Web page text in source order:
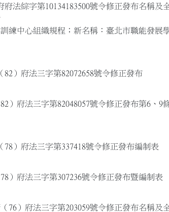
府法綜字第10134183500號令修正發布名稱及
練中心組織規程；新名稱：臺北市職能發展
）府法三字第82072658號令修正發布
）府法三字第82048057號令修正發布第6、9
78）府法三字第337418號令修正發布編制表
）府法三字第307236號令修正發布暨編制表
76）府法三字第203059號令修正發布名稱及